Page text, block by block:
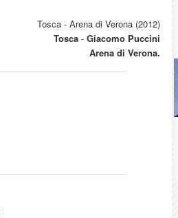
Tosca - Arena di Verona (2012)
Tosca - Giacomo Puccini
Arena di Verona.